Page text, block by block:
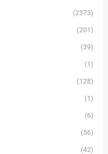
(2373)
(201)
(39)
(1)
(128)
(1)
(6)
(56)
(42)